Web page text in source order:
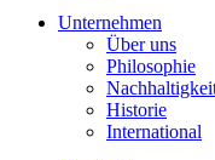
Unternehmen
Über uns
Philosophie
Historie
International